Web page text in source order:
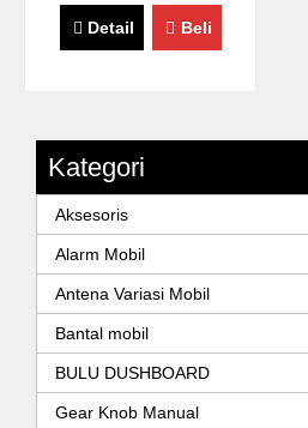
Detail Beli
Kategori
Aksesoris
Alarm Mobil
Antena Variasi Mobil
Bantal mobil
BULU DUSHBOARD
Gear Knob Manual